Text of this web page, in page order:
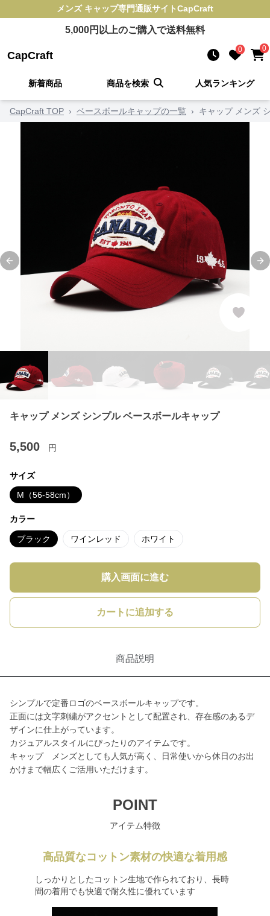
メンズ キャップ専門通販サイトCapCraft
5,000円以上のご購入で送料無料
CapCraft 0 0
新着商品 商品を検索 人気ランキング
CapCraft TOP › ベースボールキャップの一覧 › キャップ メンズ
Previous slide
キャップ メンズ シンプル ベースボールキャップ
5,500 円
サイズ
M（56-58cm）
カラー
ブラック ワインレッド ホワイト
購入画面に進む
カートに追加する
商品説明
シンプルで定番ロゴのベースボールキャップです。
正面には文字刺繍がアクセントとして配置され、存在感のあるデ
ザインに仕上がっています。
カジュアルスタイルにぴったりのアイテムです。
キャップ メンズとしても人気が高く、日常使いから休日のお出
かけまで幅広くご活用いただけます。
POINT
アイテム特徴
高品質なコットン素材の快適な着用感
しっかりとしたコットン生地で作られており、長時
間の着用でも快適で耐久性に優れています